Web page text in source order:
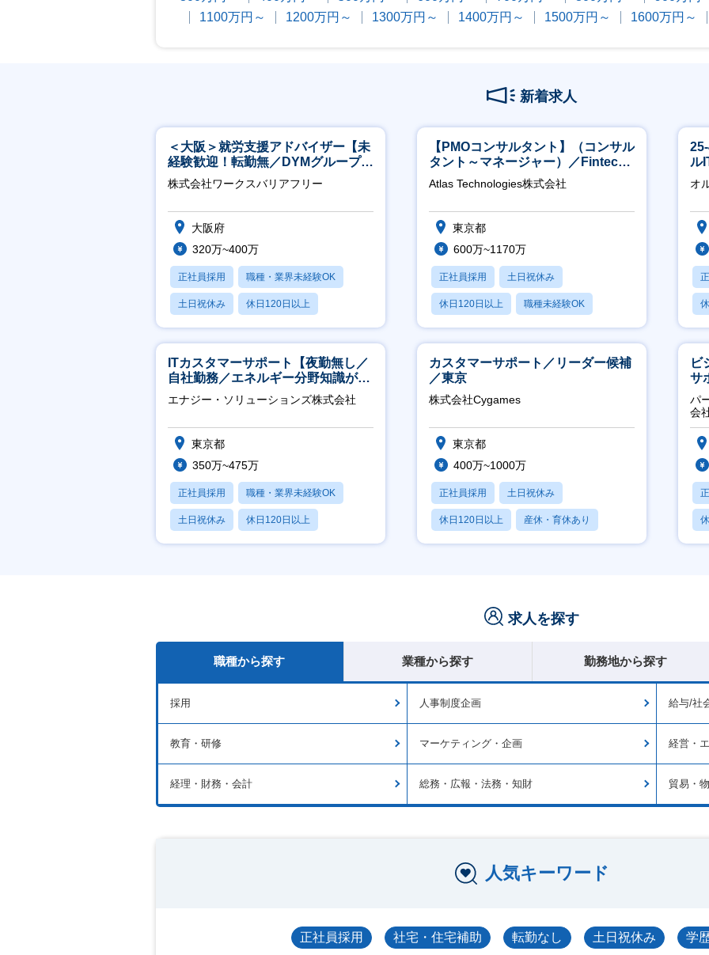
1100万円～
1200万円～ 1300万円～ 1400万円～ 1500万円～ 1600万円～
新着求人
＜大阪＞就労支援アドバイザー【未
経験歓迎！転勤無／DYMグループ／
ホスピタリティ高い方歓迎／土日
祝】
株式会社ワークスバリアフリー
大阪府
320万~400万
正社員採用 職種・業界未経験OK
土日祝休み 休日120日以上
産休・育休あり
【PMOコンサルタント】（コンサル
タント～マネージャー）／Fintech
領域／設立5年弱で上場
Atlas Technologies株式会社
東京都
600万~1170万
正社員採用 土日祝休み
休日120日以上 職種未経験OK
産休・育休あり
ル
オ
ITカスタマーサポート【夜勤無し／
自社勤務／エネルギー分野知識が身
につきます】
エナジー・ソリューションズ株式会社
東京都
350万~475万
正社員採用 職種・業界未経験OK
土日祝休み 休日120日以上
産休・育休あり
カスタマーサポート／リーダー候補
／東京
株式会社Cygames
東京都
400万~1000万
正社員採用 土日祝休み
休日120日以上 産休・育休あり
月残業20時間以内
ビ
サ
推
パ
会
求人を探す
職種から探す 業種から探す 勤務地から探す
採用 人事制度企画 給与/社
教育・研修 マーケティング・企画 経営・
経理・財務・会計 総務・広報・法務・知財 貿易・
人気キーワード
正社員採用 社宅・住宅補助 転勤なし 土日祝休み 学